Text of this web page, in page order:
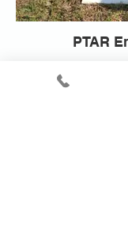
PTAR